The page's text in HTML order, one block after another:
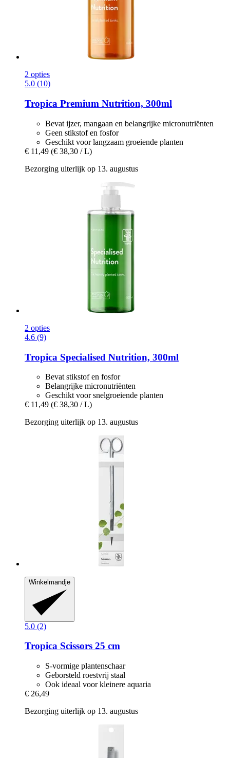
2 opties
5.0 (10)
Tropica Premium Nutrition, 300ml
Bevat ijzer, mangaan en belangrijke micronutriënten
Geen stikstof en fosfor
Geschikt voor langzaam groeiende planten
€ 11,49 (€ 38,30 / L)
Bezorging uiterlijk op 13. augustus
2 opties
4.6 (9)
Tropica Specialised Nutrition, 300ml
Bevat stikstof en fosfor
Belangrijke micronutriënten
Geschikt voor snelgroeiende planten
€ 11,49 (€ 38,30 / L)
Bezorging uiterlijk op 13. augustus
Winkelmandje
5.0 (2)
Tropica Scissors 25 cm
S-vormige plantenschaar
Geborsteld roestvrij staal
Ook ideaal voor kleinere aquaria
€ 26,49
Bezorging uiterlijk op 13. augustus